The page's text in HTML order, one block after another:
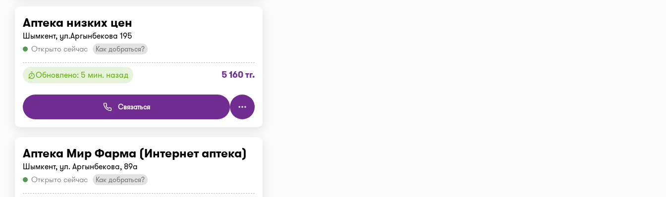
Аптека низких цен
Шымкент, ул.Аргынбекова 195
Открыто сейчас
Как добраться?
Обновлено: 5 мин. назад 5 160 тг.
Связаться
Аптека Мир Фарма (Интернет аптека)
Шымкент, ул. Аргынбекова, 89а
Открыто сейчас
Как добраться?